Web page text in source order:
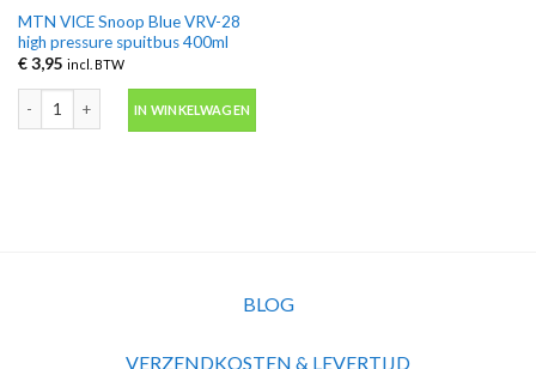
MTN VICE Snoop Blue VRV-28
high pressure spuitbus 400ml
€3,95 incl. BTW
MTN VICE Snoop Blue VRV-28 high pressure spuitbus 400ml aantal
IN WINKELWAGEN
BLOG
VERZENDKOSTEN & LEVERTIJD